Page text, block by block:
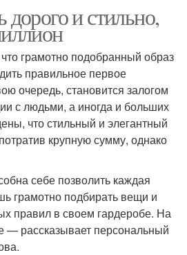
дорого и стильно,
грамотно подобранный образ
правильное первое
очередь, становится залогом
с людьми, а иногда и больших
что стильный и элегантный
крупную сумму, однако
себе позволить каждая
грамотно подбирать вещи и
правил в своем гардеробе. На
— рассказывает персональный